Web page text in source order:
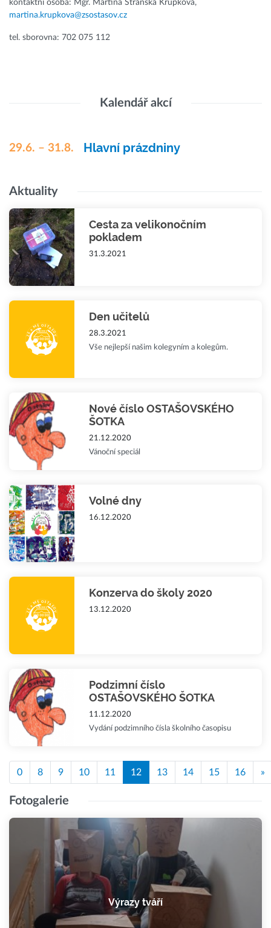
kontaktní osoba: Mgr. Martina Stránská Krupková,
martina.krupkova@zsostasov.cz
tel. sborovna: 702 075 112
Kalendář akcí
29.6. – 31.8. Hlavní prázdniny
Aktuality
Cesta za velikonočním
pokladem
31.3.2021
Den učitelů
28.3.2021
Vše nejlepší našim kolegyním a kolegům.
Nové číslo OSTAŠOVSKÉHO
ŠOTKA
21.12.2020
Vánoční speciál
Volné dny
16.12.2020
Konzerva do školy 2020
13.12.2020
Podzimní číslo
OSTAŠOVSKÉHO ŠOTKA
11.12.2020
Vydání podzimního čísla školního časopisu
0 8 9 10 11 12 13 14 15 16 »
Fotogalerie
Výrazy tváří